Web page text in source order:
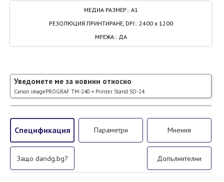
МЕДИА РАЗМЕР:: А1
РЕЗОЛЮЦИЯ ПРИНТИРАНЕ, DPI:: 2400 x 1200
МРЕЖА:: ДА
Уведомете ме за новини относно
Canon imagePROGRAF TM-240 + Printer Stand SD-24
Спецификация Параметри Мнения
Защо dandg.bg? Допълнителни